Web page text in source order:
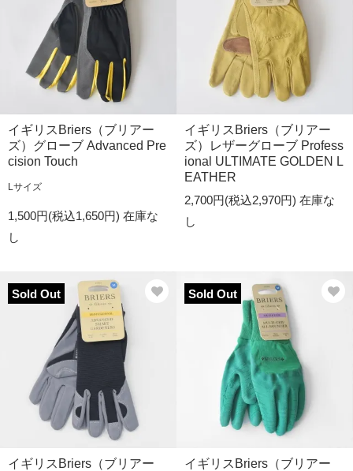
イギリスBriers（ブリアー
ズ）グローブ Advanced Pre
cision Touch
Lサイズ
1,500円(税込1,650円) 在庫な
し
イギリスBriers（ブリアー
ズ）レザーグローブ Profess
ional ULTIMATE GOLDEN L
EATHER
2,700円(税込2,970円) 在庫な
し
Sold Out
イギリスBriers（ブリアー
Sold Out
イギリスBriers（ブリアー